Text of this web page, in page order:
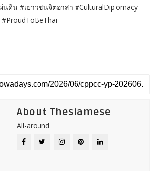
นดิน #เยาวชนจิตอาสา #CulturalDiplomacy
About Thesiamese
All-around